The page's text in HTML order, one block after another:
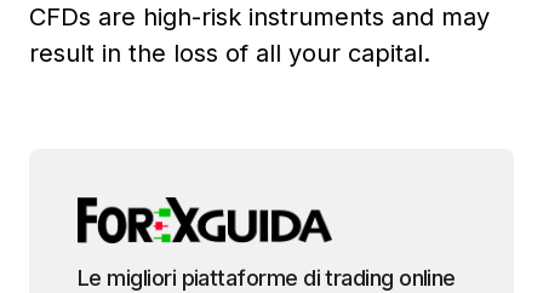
CFDs are high-risk instruments and may
result in the loss of all your capital.
Le migliori piattaforme di trading online